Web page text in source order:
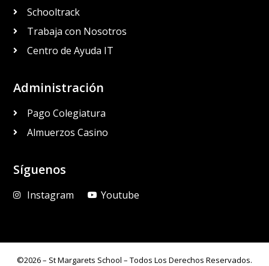
Schooltrack
Trabaja con Nosotros
Centro de Ayuda IT
Administración
Pago Colegiatura
Almuerzos Casino
Síguenos
Instagram Youtube
©2026 – St Margarets School – Todos Los Derechos Reservados.